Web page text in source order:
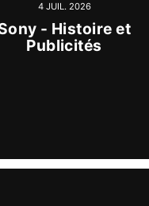
4 JUIL. 2026
- Histoire et
Publicités